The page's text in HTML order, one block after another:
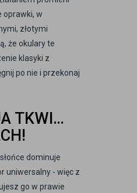
oprawki, w
złotymi
że okulary te
klasyki z
po nie i przekonaj
TKWI…
dominuje
uniwersalny - więc z
go w prawie